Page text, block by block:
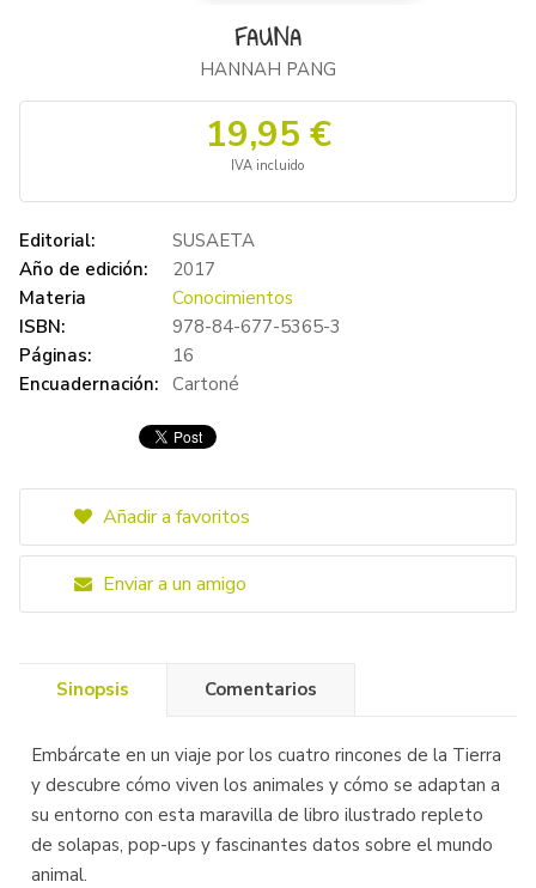
FAUNA
HANNAH PANG
19,95 €
IVA incluido
Editorial:
SUSAETA
Año de edición:
2017
Materia
Conocimientos
ISBN:
978-84-677-5365-3
Páginas:
16
Encuadernación: Cartoné
Añadir a favoritos
Enviar a un amigo
Sinopsis Comentarios
Embárcate en un viaje por los cuatro rincones de la Tierra
y descubre cómo viven los animales y cómo se adaptan a
su entorno con esta maravilla de libro ilustrado repleto
de solapas, pop-ups y fascinantes datos sobre el mundo
animal.